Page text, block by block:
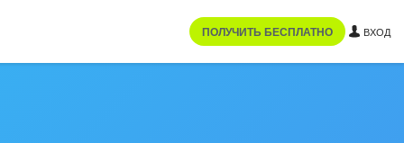
ПОЛУЧИТЬ БЕСПЛАТНО ВХОД